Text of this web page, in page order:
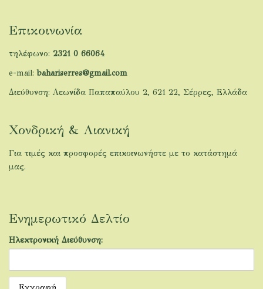
Επικοινωνία
τηλέφωνο: 2321 0 66064
e-mail:bahariserres@gmail.com
Διεύθυνση: Λεωνίδα Παπαπαύλου 2, 621 22, Σέρρες, Ελλάδα
Χονδρική & Λιανική
Για τιμές και προσφορές επικοινωνήστε με το κατάστημά
μας.
Ενημερωτικό Δελτίο
Ηλεκτρονική Διεύθυνση: